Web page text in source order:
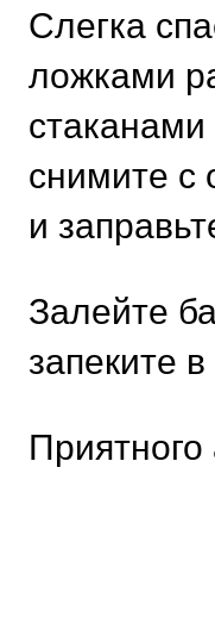
Слегка
ложками
снимите с
и
Залейте
запеките
Приятного